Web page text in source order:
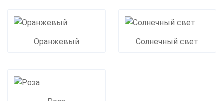
Оранжевый Солнечный свет